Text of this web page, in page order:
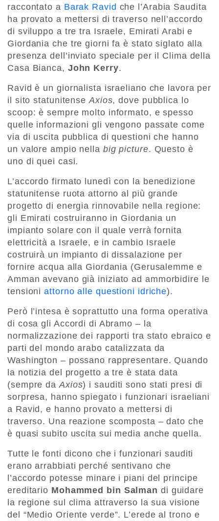
raccontato a Barak Ravid che l’Arabia Saudita
ha provato a mettersi di traverso nell’accordo
di sviluppo a tre tra Israele, Emirati Arabi e
Giordania che tre giorni fa è stato siglato alla
presenza dell’inviato speciale per il Clima della
Casa Bianca, John Kerry.
Ravid è un giornalista israeliano che lavora per
il sito statunitense Axios, dove pubblica lo
scoop: è sempre molto informato, e spesso
quelle informazioni gli vengono passate come
via di uscita pubblica di questioni che hanno
un valore ampio nella big picture. Questo è
uno di quei casi.
L’accordo firmato lunedì con la benedizione
statunitense ruota attorno al più grande
progetto di energia rinnovabile nella regione:
gli Emirati costruiranno in Giordania un
impianto solare con il quale verrà fornita
elettricità a Israele, e in cambio Israele
costruirà un impianto di dissalazione per
fornire acqua alla Giordania (Gerusalemme e
Amman avevano già iniziato ad ammorbidire le
tensioniattorno alle questioni idriche).
Però l’intesa è soprattutto una forma operativa
di cosa gli Accordi di Abramo – la
normalizzazione dei rapporti tra stato ebraico e
parti del mondo arabo catalizzata da
Washington – possano rappresentare. Quando
la notizia del progetto a tre è stata data
(sempre da Axios) i sauditi sono stati presi di
sorpresa, hanno spiegato i funzionari israeliani
a Ravid, e hanno provato a mettersi di
traverso. Una reazione scomposta – dato che
è quasi subito uscita sui media anche quella.
Tutte le fonti dicono che i funzionari sauditi
erano arrabbiati perché sentivano che
l’accordo potesse minare i piani del principe
ereditario Mohammed bin Salman di guidare
la regione sul clima attraverso la sua visione
del “Medio Oriente verde”. L’erede al trono e